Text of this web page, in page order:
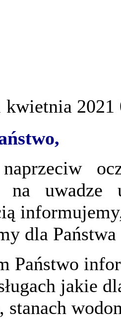
kwietnia 2021
naprzeciw
uwadze
dla
Państwo
jakie
stanach